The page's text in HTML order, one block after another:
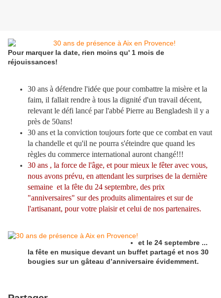
Pour marquer la date, rien moins qu' 1 mois de
réjouissances!
30 ans à défendre l'idée que pour combattre la misère et la
faim, il fallait rendre à tous la dignité d'un travail décent,
relevant le défi lancé par l'abbé Pierre au Bengladesh il y a
près de 50ans!
30 ans et la conviction toujours forte que ce combat en vaut
la chandelle et qu'il ne pourra s'éteindre que quand les
règles du commerce international auront changé!!!
30 ans , la force de l'âge, et pour mieux le fêter avec vous,
nous avons prévu, en attendant les surprises de la dernière
semaine et la fête du 24 septembre, des prix
"anniversaires" sur des produits alimentaires et sur de
l'artisanant, pour votre plaisir et celui de nos partenaires.
et le 24 septembre ...
la fête en musique devant un buffet partagé et nos 30
bougies sur un gâteau d’anniversaire évidemment.